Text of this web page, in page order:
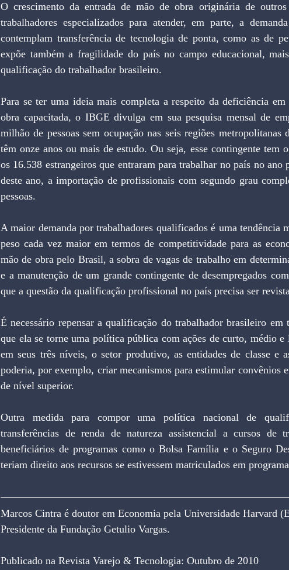
O crescimento da entrada de mão de obra originária de outros
trabalhadores especializados para atender, em parte, a
contemplam transferência de tecnologia de ponta, como as de
expõe também a fragilidade do país no campo educacional,
qualificação do trabalhador brasileiro.
Para se ter uma ideia mais completa a respeito da deficiência
obra capacitada, o IBGE divulga em sua pesquisa mensal de
milhão de pessoas sem ocupação nas seis regiões
têm onze anos ou mais de estudo. Ou seja, esse contingente tem
os 16.538 estrangeiros que entraram para trabalhar no país no ano
deste ano, a importação de profissionais com segundo grau
pessoas.
A maior demanda por trabalhadores qualificados é uma tendência
peso cada vez maior em termos de competitividade para as
mão de obra pelo Brasil, a sobra de vagas de trabalho em
e a manutenção de um grande contingente de desempregados
que a questão da qualificação profissional no país precisa ser
É necessário repensar a qualificação do trabalhador brasileiro
que ela se torne uma política pública com ações de curto, médio
em seus três níveis, o setor produtivo, as entidades de classe e
poderia, por exemplo, criar mecanismos para estimular convênios
de nível superior.
Outra medida para compor uma política nacional de
transferências de renda de natureza assistencial a cursos de
beneficiários de programas como o Bolsa Família e o Seguro
teriam direito aos recursos se estivessem matriculados em
Marcos Cintra é doutor em Economia pela Universidade Harvard
Presidente da Fundação Getulio Vargas.
Publicado na Revista Varejo & Tecnologia: Outubro de 2010